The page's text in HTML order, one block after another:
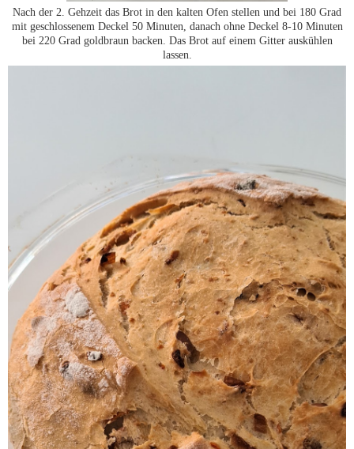
Nach der 2. Gehzeit das Brot in den kalten Ofen stellen und bei 180 Grad
mit geschlossenem Deckel 50 Minuten, danach ohne Deckel 8-10 Minuten
bei 220 Grad goldbraun backen. Das Brot auf einem Gitter auskühlen
lassen.